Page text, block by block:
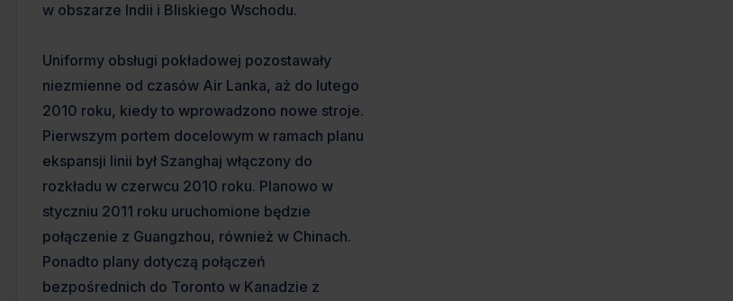
w obszarze Indii i Bliskiego Wschodu.
Uniformy obsługi pokładowej pozostawały
niezmienne od czasów Air Lanka, aż do lutego
2010 roku, kiedy to wprowadzono nowe stroje.
Pierwszym portem docelowym w ramach planu
ekspansji linii był Szanghaj włączony do
rozkładu w czerwcu 2010 roku. Planowo w
styczniu 2011 roku uruchomione będzie
połączenie z Guangzhou, również w Chinach.
Ponadto plany dotyczą połączeń
bezpośrednich do Toronto w Kanadzie z